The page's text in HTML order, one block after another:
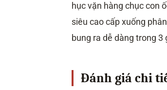
hục vặn hàng chục con
siêu cao cấp xuống
bung ra dễ dàng trong 3
Đánh giá chi